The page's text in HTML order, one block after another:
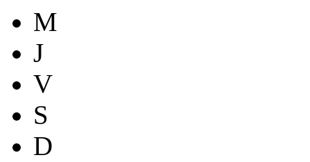
M
J
V
S
D